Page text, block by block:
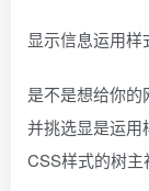
显示信息运用样
是不是想给你
并挑选显是运用
CSS样式的树主